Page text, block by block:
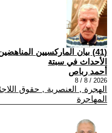
(41) بيان الماركسيين
الأحداث في سبتة
أحمد رباص
2026 / 8 / 8
الهجرة , العنصرية , حقوق
المهاجرة